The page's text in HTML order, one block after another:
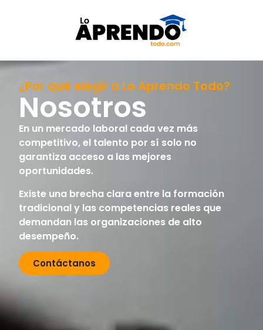
¿Por qué elegir a Lo Aprendo Todo?
Nosotros
En un mercado laboral cada vez más
competitivo, el talento por sí solo no
garantiza acceso a las mejores
oportunidades.
Existe una brecha clara entre la formación
tradicional y las competencias reales que
demandan las organizaciones de alto
desempeño.
Contáctanos